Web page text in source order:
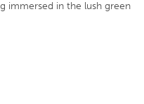
immersed in the lush green